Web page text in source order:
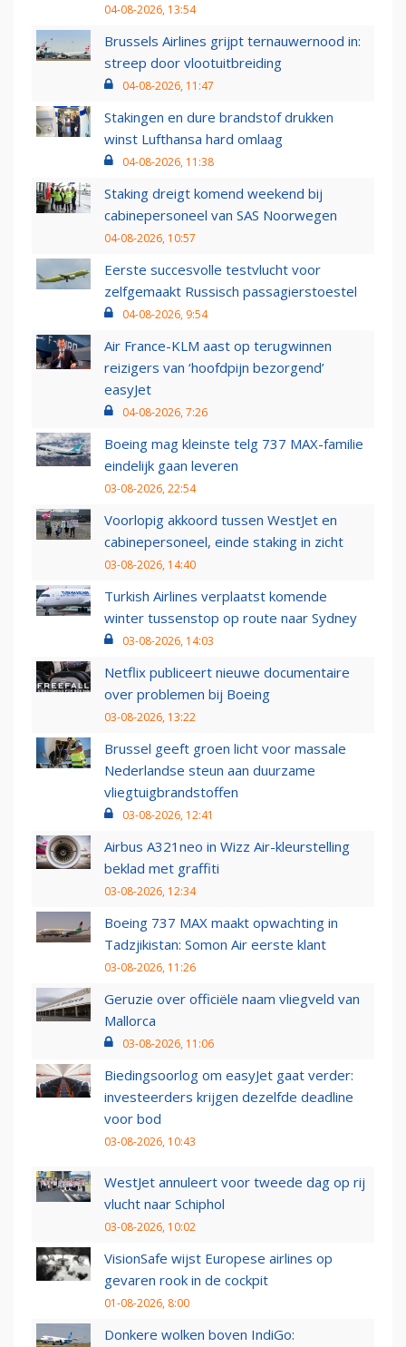
04-08-2026, 13:54
Brussels Airlines grijpt ternauwernood in:
streep door vlootuitbreiding
04-08-2026, 11:47
Stakingen en dure brandstof drukken
winst Lufthansa hard omlaag
04-08-2026, 11:38
Staking dreigt komend weekend bij
cabinepersoneel van SAS Noorwegen
04-08-2026, 10:57
Eerste succesvolle testvlucht voor
zelfgemaakt Russisch passagierstoestel
04-08-2026, 9:54
Air France-KLM aast op terugwinnen
reizigers van ‘hoofdpijn bezorgend’
easyJet
04-08-2026, 7:26
Boeing mag kleinste telg 737 MAX-familie
eindelijk gaan leveren
03-08-2026, 22:54
Voorlopig akkoord tussen WestJet en
cabinepersoneel, einde staking in zicht
03-08-2026, 14:40
Turkish Airlines verplaatst komende
winter tussenstop op route naar Sydney
03-08-2026, 14:03
Netflix publiceert nieuwe documentaire
over problemen bij Boeing
03-08-2026, 13:22
Brussel geeft groen licht voor massale
Nederlandse steun aan duurzame
vliegtuigbrandstoffen
03-08-2026, 12:41
Airbus A321neo in Wizz Air-kleurstelling
beklad met graffiti
03-08-2026, 12:34
Boeing 737 MAX maakt opwachting in
Tadzjikistan: Somon Air eerste klant
03-08-2026, 11:26
Geruzie over officiële naam vliegveld van
Mallorca
03-08-2026, 11:06
Biedingsoorlog om easyJet gaat verder:
investeerders krijgen dezelfde deadline
voor bod
03-08-2026, 10:43
WestJet annuleert voor tweede dag op rij
vlucht naar Schiphol
03-08-2026, 10:02
VisionSafe wijst Europese airlines op
gevaren rook in de cockpit
01-08-2026, 8:00
Donkere wolken boven IndiGo: